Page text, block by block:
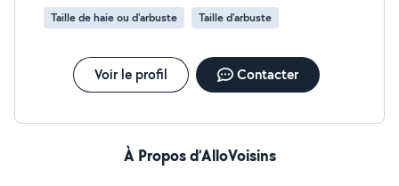
Taille de haie ou d'arbuste Taille d'arbuste
Voir le profil Contacter
À Propos d’AlloVoisins